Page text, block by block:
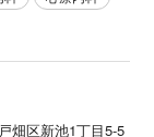
畑区新池1丁目5-5